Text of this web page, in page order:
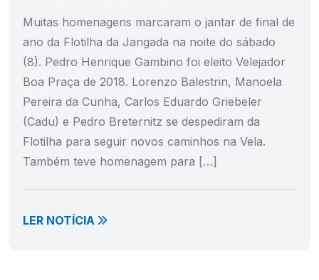
Muitas homenagens marcaram o jantar de final de
ano da Flotilha da Jangada na noite do sábado
(8). Pedro Henrique Gambino foi eleito Velejador
Boa Praça de 2018. Lorenzo Balestrin, Manoela
Pereira da Cunha, Carlos Eduardo Griebeler
(Cadu) e Pedro Breternitz se despediram da
Flotilha para seguir novos caminhos na Vela.
Também teve homenagem para […]
LER NOTÍCIA